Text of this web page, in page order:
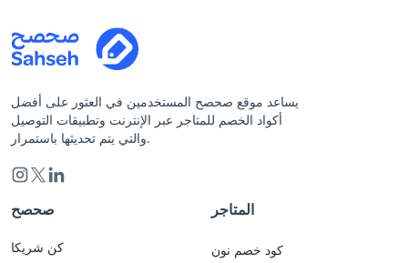
يساعد موقع صحصح المستخدمين في العثور على أفضل
أكواد الخصم للمتاجر عبر الإنترنت وتطبيقات التوصيل
والتي يتم تحديثها باستمرار.
صحصح
كن شريكا
المتاجر
كود خصم نون